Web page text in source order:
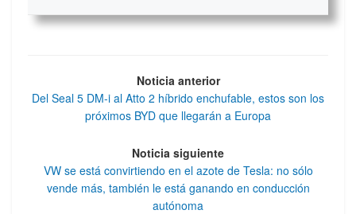
Noticia anterior
Del Seal 5 DM-i al Atto 2 híbrido enchufable, estos son los
próximos BYD que llegarán a Europa
Noticia siguiente
VW se está convirtiendo en el azote de Tesla: no sólo
vende más, también le está ganando en conducción
autónoma